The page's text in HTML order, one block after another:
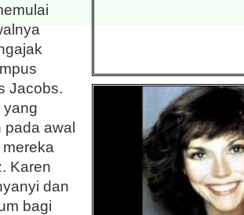
Jacobs.
yang
pada awal
Karen
dan
bagi